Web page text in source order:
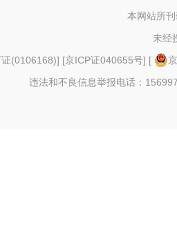
本网站所
未经
(0106168)] [京ICP证040655号] [
违法和不良信息举报电话：